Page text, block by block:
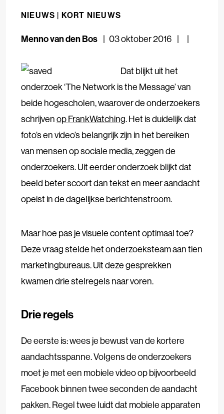
NIEUWS | KORT NIEUWS
Menno van den Bos 03 oktober 2016
Dat blijkt uit het
onderzoek ‘The Network is the Message’ van
beide hogescholen, waarover de onderzoekers
schrijvenop FrankWatching. Het is duidelijk dat
foto’s en video’s belangrijk zijn in het bereiken
van mensen op sociale media, zeggen de
onderzoekers. Uit eerder onderzoek blijkt dat
beeld beter scoort dan tekst en meer aandacht
opeist in de dagelijkse berichtenstroom.
Maar hoe pas je visuele content optimaal toe?
Deze vraag stelde het onderzoeksteam aan tien
marketingbureaus. Uit deze gesprekken
kwamen drie stelregels naar voren.
Drie regels
De eerste is: wees je bewust van de kortere
aandachtsspanne. Volgens de onderzoekers
moet je met een mobiele video op bijvoorbeeld
Facebook binnen twee seconden de aandacht
pakken. Regel twee luidt dat mobiele apparaten